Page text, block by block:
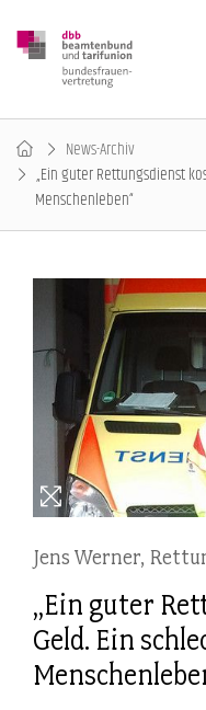
News-Archiv
„Ein guter Rettungsdienst
Menschenleben“
Jens Werner,
„Ein guter
Geld. Ein